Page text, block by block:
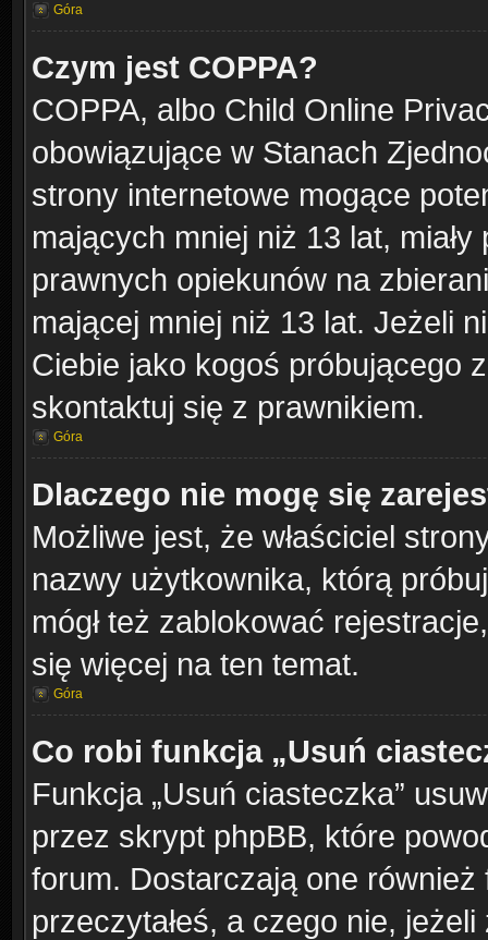
Góra
Czym jest COPPA?
COPPA, albo Child Online
obowiązujące w Stanach
strony internetowe mogące
mających mniej niż 13 lat,
prawnych opiekunów na
mającej mniej niż 13 lat. Jeżeli
Ciebie jako kogoś próbującego
skontaktuj się z prawnikiem.
Góra
Dlaczego nie mogę się
Możliwe jest, że właściciel
nazwy użytkownika, którą
mógł też zablokować
się więcej na ten temat.
Góra
Co robi funkcja „Usuń
Funkcja „Usuń ciasteczka”
przez skrypt phpBB, które
forum. Dostarczają one
przeczytałeś, a czego nie, jeżeli